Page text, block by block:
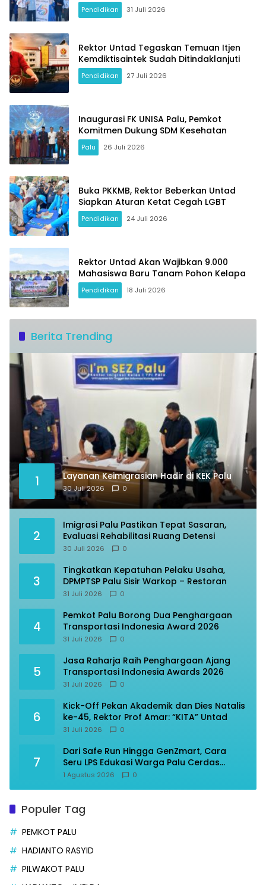
Pendidikan 31 Juli 2026
Rektor Untad Tegaskan Temuan Itjen
Kemdiktisaintek Sudah Ditindaklanjuti
Pendidikan 27 Juli 2026
Inaugurasi FK UNISA Palu, Pemkot
Komitmen Dukung SDM Kesehatan
Palu 26 Juli 2026
Buka PKKMB, Rektor Beberkan Untad
Siapkan Aturan Ketat Cegah LGBT
Pendidikan 24 Juli 2026
Rektor Untad Akan Wajibkan 9.000
Mahasiswa Baru Tanam Pohon Kelapa
Pendidikan 18 Juli 2026
Berita Trending
1 Layanan Keimigrasian Hadir di KEK Palu
30 Juli 2026 0
2
Imigrasi Palu Pastikan Tepat Sasaran,
Evaluasi Rehabilitasi Ruang Detensi
30 Juli 2026 0
3
Tingkatkan Kepatuhan Pelaku Usaha,
DPMPTSP Palu Sisir Warkop – Restoran
31 Juli 2026 0
4
Pemkot Palu Borong Dua Penghargaan
Transportasi Indonesia Award 2026
31 Juli 2026 0
5
Jasa Raharja Raih Penghargaan Ajang
Transportasi Indonesia Awards 2026
31 Juli 2026 0
6
Kick-Off Pekan Akademik dan Dies Natalis
ke-45, Rektor Prof Amar: “KITA” Untad
31 Juli 2026 0
7
Dari Safe Run Hingga GenZmart, Cara
Seru LPS Edukasi Warga Palu Cerdas
Finansial
1 Agustus 2026 0
Populer Tag
PEMKOT PALU
HADIANTO RASYID
PILWAKOT PALU